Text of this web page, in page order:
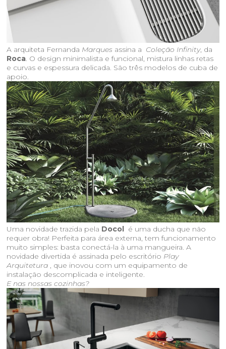
A arquiteta Fernanda Marques assina a Coleção Infinity, da
Roca . O design minimalista e funcional, mistura linhas retas
e curvas e espessura delicada. São três modelos de cuba de
apoio.
Uma novidade trazida pela Docol é uma ducha que não
requer obra! Perfeita para área externa, tem funcionamento
muito simples: basta conectá-la à uma mangueira. A
novidade divertida é assinada pelo escritório Play
Arquitetura , que inovou com um equipamento de
instalação descomplicada e inteligente.
E nas nossas cozinhas?